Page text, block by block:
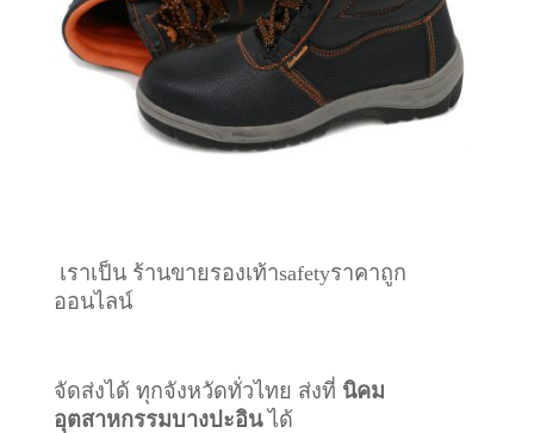
เราเป็น ร้านขายรองเท้าsafetyราคาถูก
ออนไลน์
จัดส่งได้ ทุกจังหวัดทั่วไทย ส่งที่ นิคม
อุตสาหกรรมบางปะอินได้